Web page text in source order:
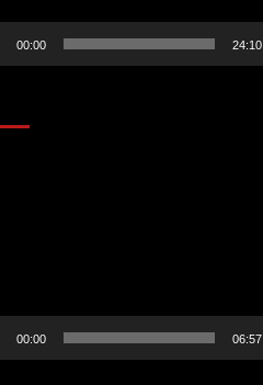
00:00 24:10
00:00 06:57